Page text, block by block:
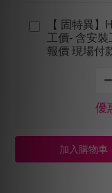
【 固特異
工價- 含安
報價 現場付
優
加入購物車